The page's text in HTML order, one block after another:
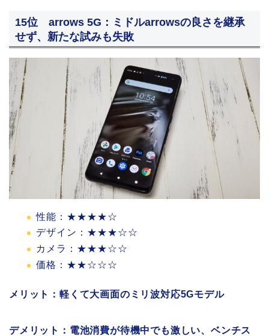
15位 arrows 5G：ミドルarrowsの良さを継承
せず、新たな試みも失敗
性能：★★★★☆
デザイン：★★★☆☆
カメラ：★★★☆☆
価格：★★☆☆☆
メリット：軽くて大画面のミリ波対応5Gモデル
デメリット：電池消費が待機中でも激しい、ベンチス